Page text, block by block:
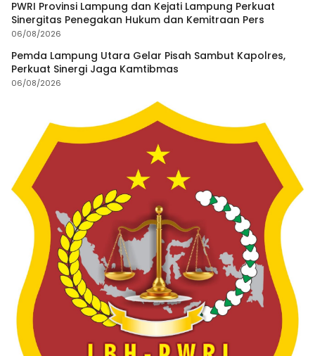
PWRI Provinsi Lampung dan Kejati Lampung Perkuat
Sinergitas Penegakan Hukum dan Kemitraan Pers
06/08/2026
Pemda Lampung Utara Gelar Pisah Sambut Kapolres,
Perkuat Sinergi Jaga Kamtibmas
06/08/2026